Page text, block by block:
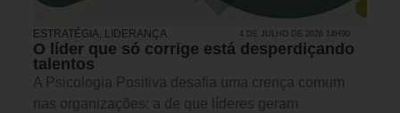
ESTRATÉGIA, LIDERANÇA 4 DE JULHO DE 2026 14H00
O líder que só corrige está desperdiçando
talentos
A Psicologia Positiva desafia uma crença comum
nas organizações: a de que líderes geram